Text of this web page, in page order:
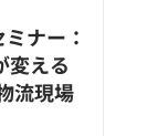
ナー：
変える
流現場